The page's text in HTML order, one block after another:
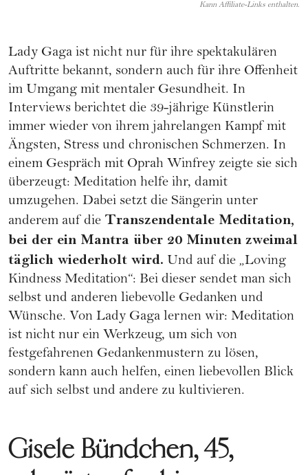
Kann Affiliate-Links enthalten.
Lady Gaga ist nicht nur für ihre spektakulären
Auftritte bekannt, sondern auch für ihre Offenheit
im Umgang mit mentaler Gesundheit. In
Interviews berichtet die 39-jährige Künstlerin
immer wieder von ihrem jahrelangen Kampf mit
Ängsten, Stress und chronischen Schmerzen. In
einem Gespräch mit Oprah Winfrey zeigte sie sich
überzeugt: Meditation helfe ihr, damit
umzugehen. Dabei setzt die Sängerin unter
anderem auf die Transzendentale Meditation,
bei der ein Mantra über 20 Minuten zweimal
täglich wiederholt wird. Und auf die „Loving
Kindness Meditation“: Bei dieser sendet man sich
selbst und anderen liebevolle Gedanken und
Wünsche. Von Lady Gaga lernen wir: Meditation
ist nicht nur ein Werkzeug, um sich von
festgefahrenen Gedankenmustern zu lösen,
sondern kann auch helfen, einen liebevollen Blick
auf sich selbst und andere zu kultivieren.
Gisele Bündchen, 45,